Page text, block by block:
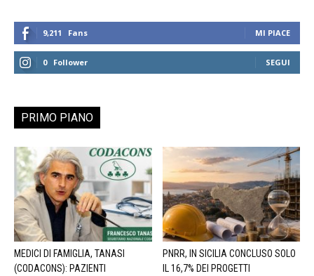
9,211 Fans MI PIACE
0 Follower SEGUI
PRIMO PIANO
MEDICI DI FAMIGLIA, TANASI
(CODACONS): PAZIENTI
PNRR, IN SICILIA CONCLUSO SOLO
IL 16,7% DEI PROGETTI